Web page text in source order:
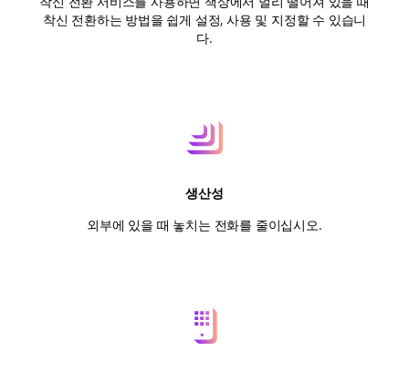
착신 전환하는 방법을 쉽게 설정, 사용 및 지정할 수 있습니
다.
생산성
외부에 있을 때 놓치는 전화를 줄이십시오.